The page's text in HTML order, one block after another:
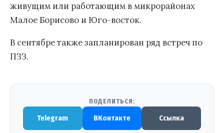
живущим или работающим в микрорайонах
Малое Борисово и Юго-восток.
В сентябре также запланирован ряд встреч по
ПЗЗ.
ПОДЕЛИТЬСЯ:
Telegram ВКонтакте Ссылка